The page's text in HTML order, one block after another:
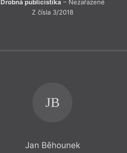
Drobná publicistika – Nezařazené
Z čísla 3/2018
JB
Jan Běhounek